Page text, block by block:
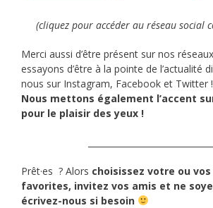
(cliquez pour accéder au réseau social
Merci aussi d’être présent sur nos
essayons d’être à la pointe de l’actualité
nous sur Instagram, Facebook et Twitter !
Nous mettons également l’accent
pour le plaisir des yeux !
Prêt·es ? Alors choisissez votre ou
favorites, invitez vos amis et ne
écrivez-nous si besoin